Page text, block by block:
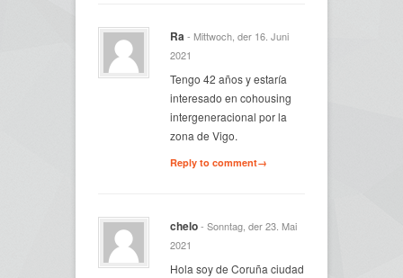
Ra- Mittwoch, der 16. Juni
2021
Tengo 42 años y estaría
interesado en cohousing
intergeneracional por la
zona de Vigo.
Reply to comment→
chelo- Sonntag, der 23. Mai
2021
Hola soy de Coruña ciudad